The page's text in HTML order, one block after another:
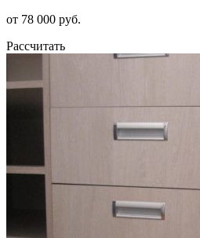
от 78 000 руб.
Рассчитать